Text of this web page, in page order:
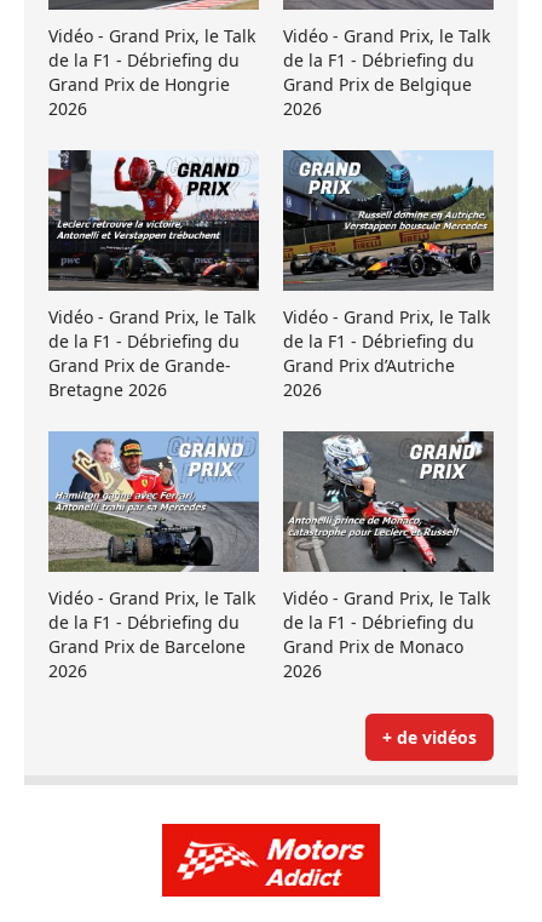
Vidéo - Grand Prix, le Talk
de la F1 - Débriefing du
Grand Prix de Hongrie
2026
Vidéo - Grand Prix, le Talk
de la F1 - Débriefing du
Grand Prix de Belgique
2026
Vidéo - Grand Prix, le Talk
de la F1 - Débriefing du
Grand Prix de Grande-
Bretagne 2026
Vidéo - Grand Prix, le Talk
de la F1 - Débriefing du
Grand Prix d’Autriche
2026
Vidéo - Grand Prix, le Talk
de la F1 - Débriefing du
Grand Prix de Barcelone
2026
Vidéo - Grand Prix, le Talk
de la F1 - Débriefing du
Grand Prix de Monaco
2026
+ de vidéos